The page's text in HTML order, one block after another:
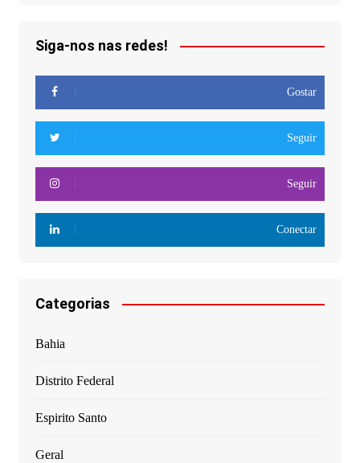
Siga-nos nas redes!
Gostar
Seguir
Seguir
Conectar
Categorias
Bahia
Distrito Federal
Espirito Santo
Geral